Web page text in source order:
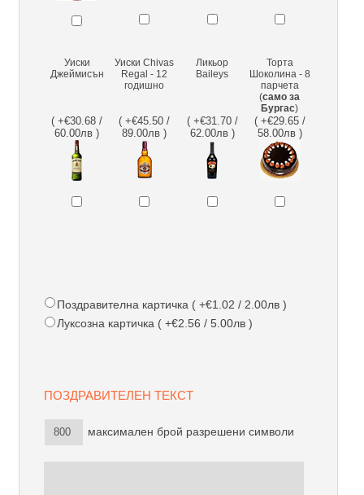
Уиски
Джеймисън
( +€30.68 /
60.00лв )
Уиски Chivas
Regal - 12
годишно
( +€45.50 /
89.00лв )
Ликьор
Baileys
( +€31.70 /
62.00лв )
Торта
Шоколина - 8
парчета
(само за
Бургас)
( +€29.65 /
58.00лв )
Поздравителна картичка ( +€1.02 / 2.00лв )
Луксозна картичка ( +€2.56 / 5.00лв )
ПОЗДРАВИТЕЛЕН ТЕКСТ
максимален брой разрешени символи